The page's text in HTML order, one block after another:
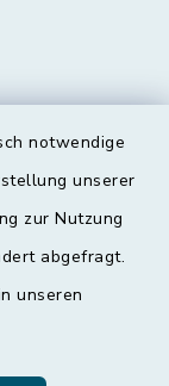
notwendige
unserer
zur Nutzung
abgefragt.
unseren